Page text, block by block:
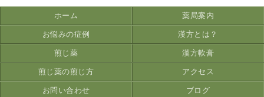
ホーム 薬局案内
お悩みの症例 漢方とは？
煎じ薬 漢方軟膏
煎じ薬の煎じ方 アクセス
お問い合わせ ブログ